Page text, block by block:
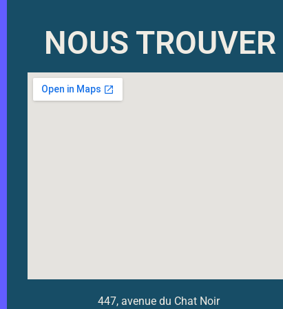
NOUS TROUVER
447, avenue du Chat Noir